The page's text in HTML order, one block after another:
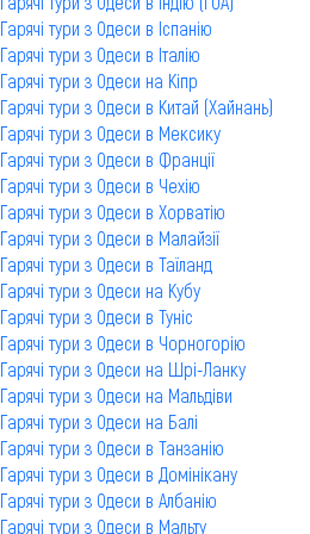
Гарячі тури з Одеси в Іспанію
Гарячі тури з Одеси в Італію
Гарячі тури з Одеси на Кіпр
Гарячі тури з Одеси в Китай (Хайнань)
Гарячі тури з Одеси в Мексику
Гарячі тури з Одеси в Франції
Гарячі тури з Одеси в Чехію
Гарячі тури з Одеси в Хорватію
Гарячі тури з Одеси в Малайзії
Гарячі тури з Одеси в Таїланд
Гарячі тури з Одеси на Кубу
Гарячі тури з Одеси в Туніс
Гарячі тури з Одеси в Чорногорію
Гарячі тури з Одеси на Шрі-Ланку
Гарячі тури з Одеси на Мальдіви
Гарячі тури з Одеси на Балі
Гарячі тури з Одеси в Танзанію
Гарячі тури з Одеси в Домінікану
Гарячі тури з Одеси в Албанію
Гарячі тури з Одеси в Мальту